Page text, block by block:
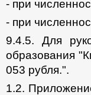
- при
- при
9.4.5. Для
образования
053 рубля.".
1.2.